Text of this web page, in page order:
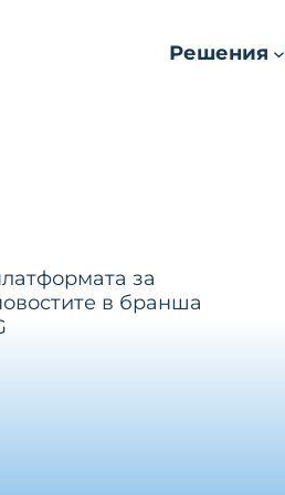
Решения
за
в бранша